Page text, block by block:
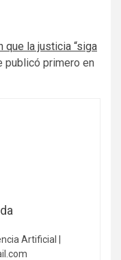
que la justicia “siga
publicó primero en
Artificial |